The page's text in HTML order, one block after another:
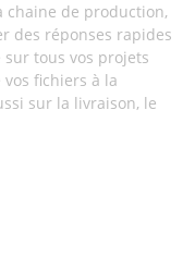
chaine de production,
des réponses rapides
tous vos projets
fichiers à la
sur la livraison, le